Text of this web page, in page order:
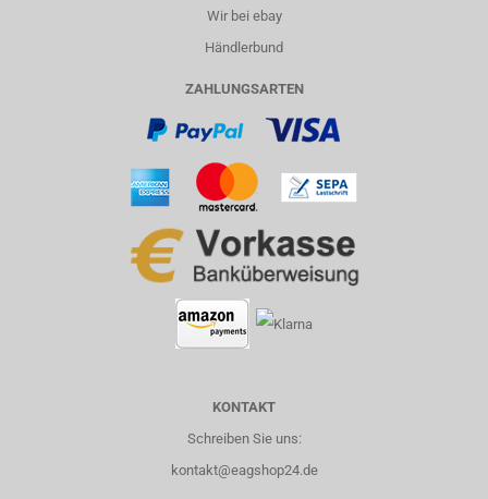
Wir bei ebay
Händlerbund
ZAHLUNGSARTEN
KONTAKT
Schreiben Sie uns:
kontakt@eagshop24.de